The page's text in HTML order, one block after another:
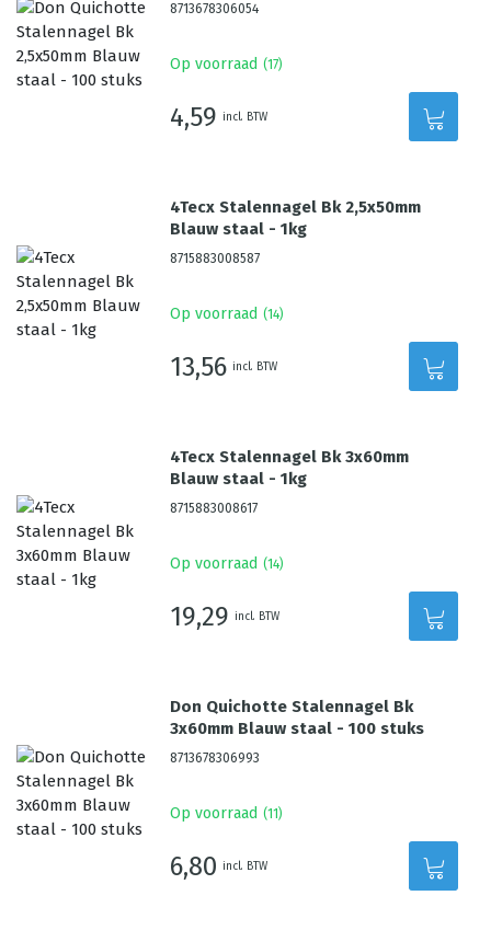
8713678306054
Op voorraad (17)
4,59 incl. BTW
4Tecx Stalennagel Bk 2,5x50mm
Blauw staal - 1kg
8715883008587
Op voorraad (14)
13,56 incl. BTW
4Tecx Stalennagel Bk 3x60mm
Blauw staal - 1kg
8715883008617
Op voorraad (14)
19,29 incl. BTW
Don Quichotte Stalennagel Bk
3x60mm Blauw staal - 100 stuks
8713678306993
Op voorraad (11 )
6,80 incl. BTW